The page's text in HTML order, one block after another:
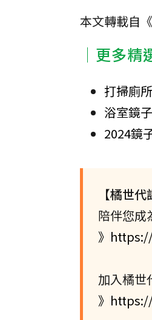
本文轉載自
│更多
打掃廁
浴室鏡
2024鏡
【橘世代
陪伴您成
》
加入橘世
》